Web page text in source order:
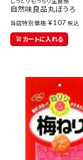
自然味良品丸ぼうろ
当店特別価格 ¥107 税込
カートに入れる